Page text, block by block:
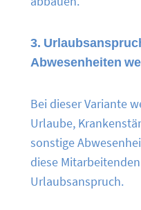
3.
Abwesenheiten
Bei dieser Variante
Urlaube,
sonstige
diese
Urlaubsanspruch.